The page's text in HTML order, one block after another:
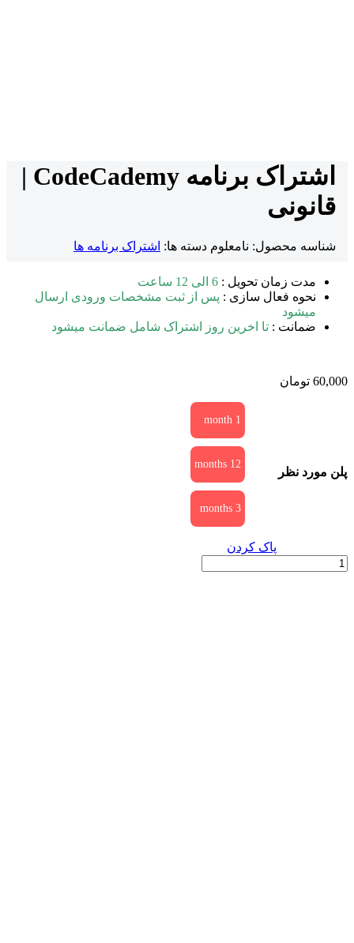
اشتراک برنامه CodeCademy |
قانونی
شناسه محصول: نامعلوم دسته ها: اشتراک برنامه ها
مدت زمان تحویل : 6 الی 12 ساعت
نحوه فعال سازی : پس از ثبت مشخصات ورودی ارسال
میشود
ضمانت : تا اخرین روز اشتراک شامل ضمانت میشود
60,000 تومان
پلن مورد نظر
1 month
12 months
3 months
پاک کردن
اشتراک